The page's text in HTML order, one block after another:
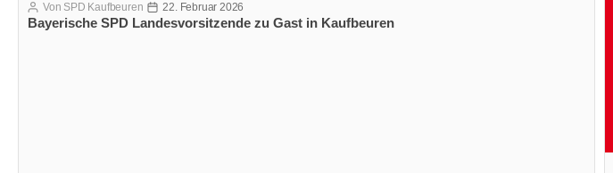
Bayerische SPD Landesvorsitzende zu Gast in Kaufbeuren
Beitragsautor
Von SPD Kaufbeuren Veröffentlichungsdatum
22. Februar 2026